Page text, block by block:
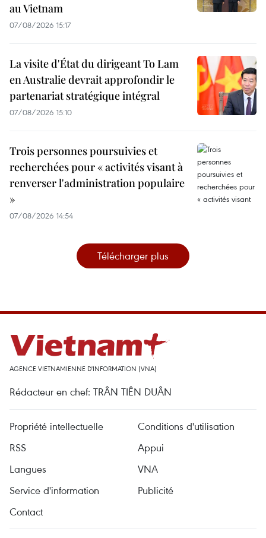
au Vietnam
07/08/2026 15:17
La visite d'État du dirigeant To Lam
en Australie devrait approfondir le
partenariat stratégique intégral
07/08/2026 15:10
Trois personnes poursuivies et
recherchées pour « activités visant à
renverser l'administration populaire
»
07/08/2026 14:54
Télécharger plus
AGENCE VIETNAMIENNE D'INFORMATION (VNA)
Rédacteur en chef: TRÂN TIÊN DUÂN
Propriété intellectuelle
Conditions d'utilisation
RSS
Appui
Langues
VNA
Service d'information
Publicité
Contact